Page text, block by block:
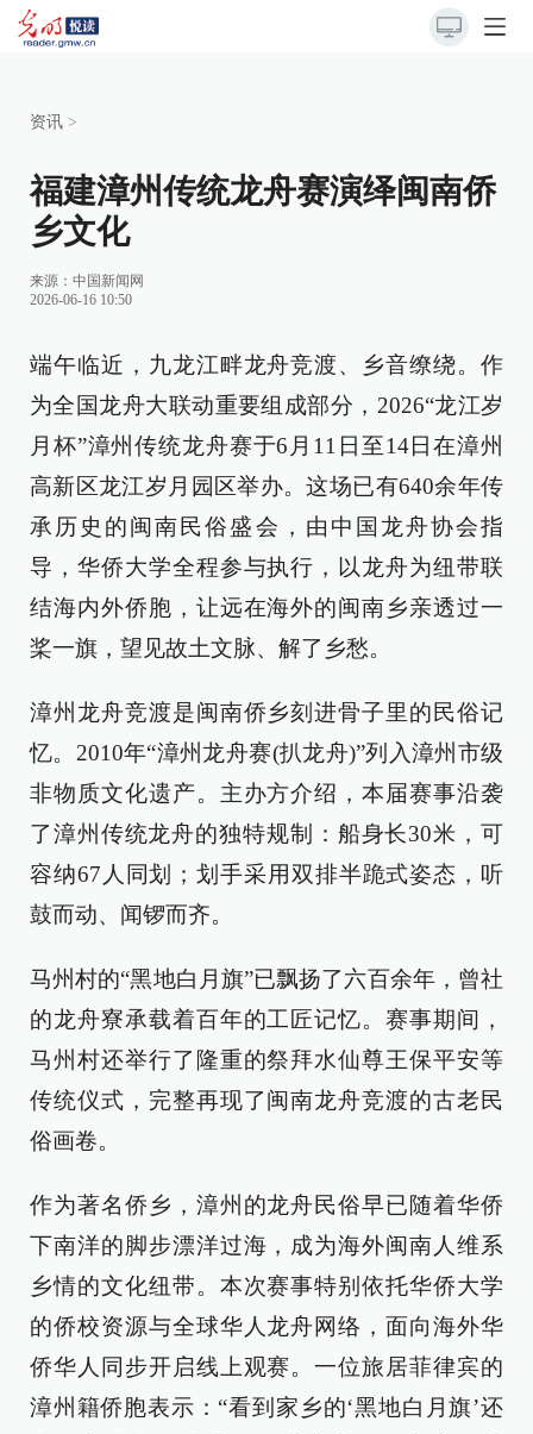
资讯 >
福建漳州传统龙舟赛演绎闽南侨
乡文化
来源： 中国新闻网
2026-06-16 10:50
端午临近，九龙江畔龙舟竞渡、乡音缭绕。作
为全国龙舟大联动重要组成部分，2026“龙江岁
月杯”漳州传统龙舟赛于6月11日至14日在漳州
高新区龙江岁月园区举办。这场已有640余年传
承历史的闽南民俗盛会，由中国龙舟协会指
导，华侨大学全程参与执行，以龙舟为纽带联
结海内外侨胞，让远在海外的闽南乡亲透过一
桨一旗，望见故土文脉、解了乡愁。
漳州龙舟竞渡是闽南侨乡刻进骨子里的民俗记
忆。2010年“漳州龙舟赛(扒龙舟)”列入漳州市级
非物质文化遗产。主办方介绍，本届赛事沿袭
了漳州传统龙舟的独特规制：船身长30米，可
容纳67人同划；划手采用双排半跪式姿态，听
鼓而动、闻锣而齐。
马州村的“黑地白月旗”已飘扬了六百余年，曾社
的龙舟寮承载着百年的工匠记忆。赛事期间，
马州村还举行了隆重的祭拜水仙尊王保平安等
传统仪式，完整再现了闽南龙舟竞渡的古老民
俗画卷。
作为著名侨乡，漳州的龙舟民俗早已随着华侨
下南洋的脚步漂洋过海，成为海外闽南人维系
乡情的文化纽带。本次赛事特别依托华侨大学
的侨校资源与全球华人龙舟网络，面向海外华
侨华人同步开启线上观赛。一位旅居菲律宾的
漳州籍侨胞表示：“看到家乡的‘黑地白月旗’还